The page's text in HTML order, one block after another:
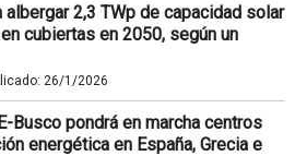
albergar 2,3 TWp de capacidad solar
cubiertas en 2050, según un
26/1/2026
Busco pondrá en marcha centros
energética en España, Grecia e